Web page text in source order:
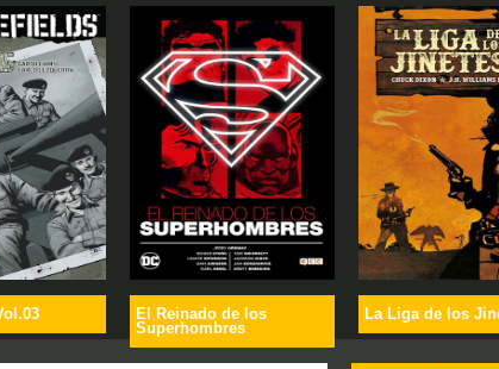
El Reinado de los
Superhombres
La Liga de los